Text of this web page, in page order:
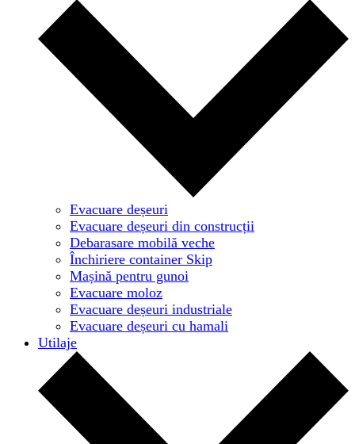
Evacuare deșeuri
Evacuare deșeuri din construcții
Debarasare mobilă veche
Închiriere container Skip
Mașină pentru gunoi
Evacuare moloz
Evacuare deșeuri industriale
Evacuare deșeuri cu hamali
Utilaje